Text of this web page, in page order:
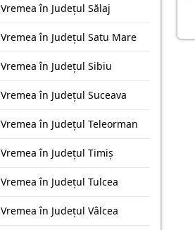
Vremea în Județul Sălaj
Vremea în Județul Satu Mare
Vremea în Județul Sibiu
Vremea în Județul Suceava
Vremea în Județul Teleorman
Vremea în Județul Timiş
Vremea în Județul Tulcea
Vremea în Județul Vâlcea